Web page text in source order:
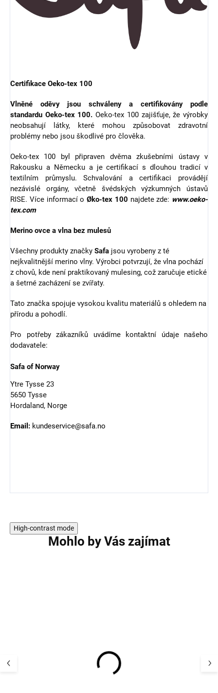
Certifikace Oeko-tex 100
Vlněné oděvy jsou schváleny a certifikovány podle
standardu Oeko-tex 100. Oeko-tex 100 zajišťuje, že výrobky
neobsahují látky, které mohou způsobovat zdravotní
problémy nebo jsou škodlivé pro člověka.
Oeko-tex 100 byl připraven dvěma zkušebními ústavy v
Rakousku a Německu a je certifikací s dlouhou tradicí v
textilním průmyslu. Schvalování a certifikaci provádějí
nezávislé orgány, včetně švédských výzkumných ústavů
RISE. Více informací o Øko-tex 100 najdete zde: www.oeko-
tex.com
Merino ovce a vlna bez mulesů
Všechny produkty značky Safa jsou vyrobeny z té
nejkvalitnější merino vlny. Výrobci potvrzují, že vlna pochází
z chovů, kde není praktikovaný mulesing, což zaručuje etické
a šetrné zacházení se zvířaty.
Tato značka spojuje vysokou kvalitu materiálů s ohledem na
přírodu a pohodlí.
Pro potřeby zákazníků uvádíme kontaktní údaje našeho
dodavatele:
Safa of Norway
Ytre Tysse 23
5650 Tysse
Hordaland, Norge
Email: kundeservice@safa.no
High-contrast mode
Mohlo by Vás zajímat